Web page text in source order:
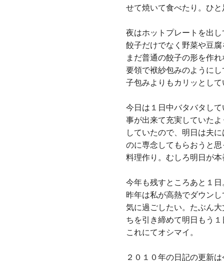
せて焼いて食べたり。ひ
夜はホットプレートを出
餃子だけでなく野菜や豆
まだ普通の餃子の形を作
要領で袱紗包みのように
子包みよりもカリッとし
今日は１日中バタバタし
事が出来て充実していた
していたので、明日は夫
のに専念してもらおうと
料理作り。むしろ明日が本
今年も残すところあと１
昨年は私が高熱でダウン
気に過ごしたい。たぶん
ちを引き締めて明日もう
これにてオシマイ。
２０１０年の日記の更新